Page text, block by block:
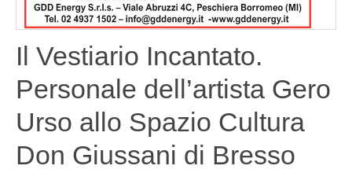
Il Vestiario Incantato.
Personale dell’artista Gero
Urso allo Spazio Cultura
Don Giussani di Bresso